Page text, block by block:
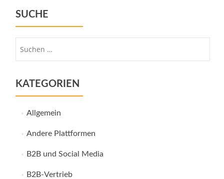
SUCHE
KATEGORIEN
Allgemein
Andere Plattformen
B2B und Social Media
B2B-Vertrieb